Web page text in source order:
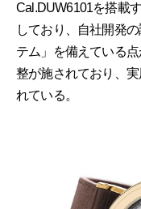
Cal.DUW6101を搭載
しており、自社開発
テム」を備えている
整が施されており、
れている。